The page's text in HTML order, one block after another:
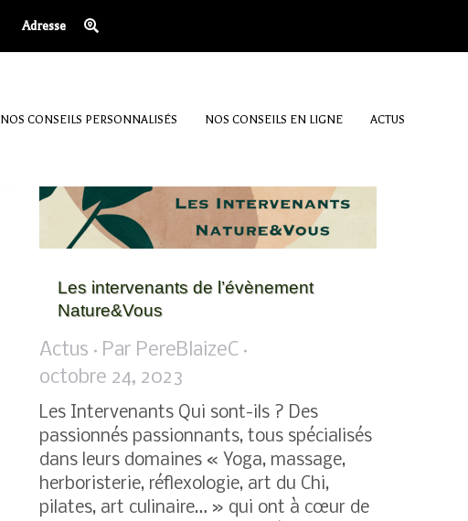
Adresse
NOS CONSEILS PERSONNALISÉS NOS CONSEILS EN LIGNE ACTUS
Les intervenants de l’évènement
Nature&Vous
Actus Par PereBlaizeC
octobre 24, 2023
Les Intervenants Qui sont-ils ? Des
passionnés passionnants, tous spécialisés
dans leurs domaines « Yoga, massage,
herboristerie, réflexologie, art du Chi,
pilates, art culinaire… » qui ont à cœur de